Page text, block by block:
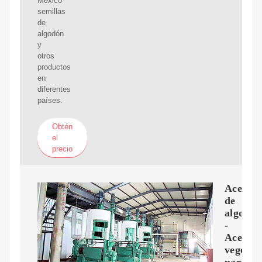
semillas
de
algodón
y
otros
productos
en
diferentes
países.
Obtén
el
precio
Aceite
de
algodón
-
Aceites